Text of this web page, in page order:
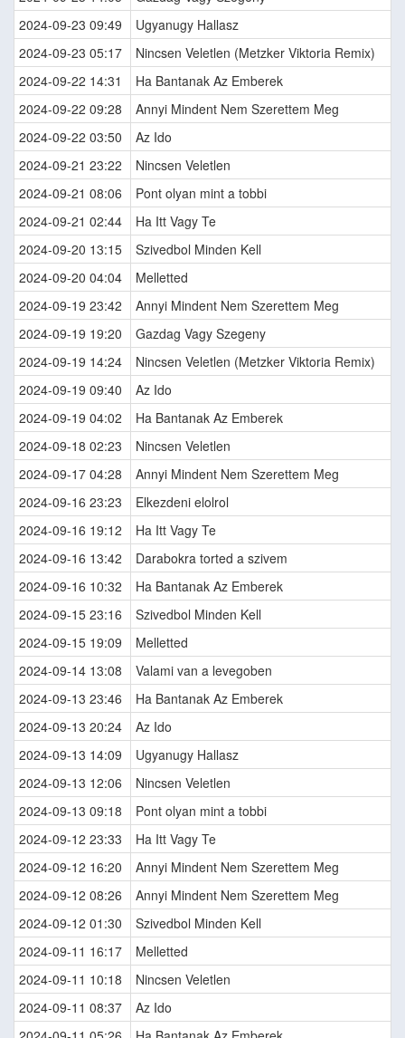
2024-09-23 09:49
Ugyanugy Hallasz
2024-09-23 05:17
Nincsen Veletlen (Metzker Viktoria Remix)
2024-09-22 14:31
Ha Bantanak Az Emberek
2024-09-22 09:28
Annyi Mindent Nem Szerettem Meg
2024-09-22 03:50
Az Ido
2024-09-21 23:22
Nincsen Veletlen
2024-09-21 08:06
Pont olyan mint a tobbi
2024-09-21 02:44
Ha Itt Vagy Te
2024-09-20 13:15
Szivedbol Minden Kell
2024-09-20 04:04
Melletted
2024-09-19 23:42
Annyi Mindent Nem Szerettem Meg
2024-09-19 19:20
Gazdag Vagy Szegeny
2024-09-19 14:24
Nincsen Veletlen (Metzker Viktoria Remix)
2024-09-19 09:40
Az Ido
2024-09-19 04:02
Ha Bantanak Az Emberek
2024-09-18 02:23
Nincsen Veletlen
2024-09-17 04:28
Annyi Mindent Nem Szerettem Meg
2024-09-16 23:23
Elkezdeni elolrol
2024-09-16 19:12
Ha Itt Vagy Te
2024-09-16 13:42
Darabokra torted a szivem
2024-09-16 10:32
Ha Bantanak Az Emberek
2024-09-15 23:16
Szivedbol Minden Kell
2024-09-15 19:09
Melletted
2024-09-14 13:08
Valami van a levegoben
2024-09-13 23:46
Ha Bantanak Az Emberek
2024-09-13 20:24
Az Ido
2024-09-13 14:09
Ugyanugy Hallasz
2024-09-13 12:06
Nincsen Veletlen
2024-09-13 09:18
Pont olyan mint a tobbi
2024-09-12 23:33
Ha Itt Vagy Te
2024-09-12 16:20
Annyi Mindent Nem Szerettem Meg
2024-09-12 08:26
Annyi Mindent Nem Szerettem Meg
2024-09-12 01:30
Szivedbol Minden Kell
2024-09-11 16:17
Melletted
2024-09-11 10:18
Nincsen Veletlen
2024-09-11 08:37
Az Ido